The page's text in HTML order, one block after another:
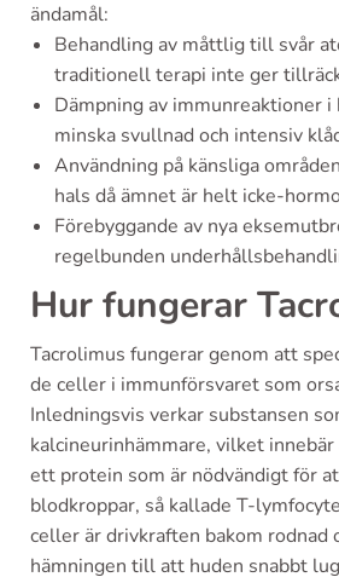
ändamål:
Behandling av måttlig till svår
traditionell terapi inte ger
Dämpning av immunreaktioner
minska svullnad och intensiv
Användning på känsliga
hals då ämnet är helt icke-
Förebyggande av nya
regelbunden
Hur fungerar
Tacrolimus fungerar genom att
de celler i immunförsvaret som
Inledningsvis verkar substansen
kalcineurinhämmare, vilket
ett protein som är nödvändigt för
blodkroppar, så kallade T-
celler är drivkraften bakom rodnad
hämningen till att huden snabbt